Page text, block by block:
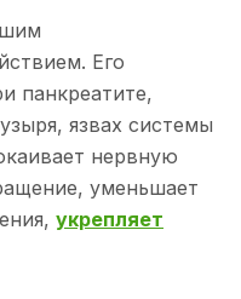
Его
панкреатите,
язвах системы
нервную
уменьшает
укрепляет